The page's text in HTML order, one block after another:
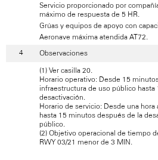
Servicio proporcionado por
máximo de respuesta de 5 HR.
Grúas y equipos de apoyo con
Aeronave máxima atendida AT72.
Observaciones
(1) Ver casilla 20.
Horario operativo: Desde 15
infraestructura de uso público
desactivación.
Horario de servicio: Desde una
hasta 15 minutos después de la
público.
(2) Objetivo operacional de tiempo
RWY 03/21 menor de 3 MIN.